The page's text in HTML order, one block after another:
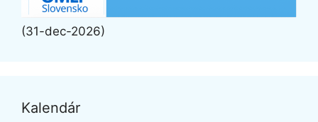
(31-dec-2026)
Kalendár